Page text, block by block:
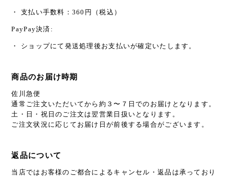
・ 支払い手数料：360円（税込）
PayPay決済:
・ ショップにて発送処理後お支払いが確定いたします。
商品のお届け時期
佐川急便
通常ご注文いただいてから約３〜７日でのお届けとなります。
土・日・祝日のご注文は翌営業日扱いとなります。
ご注文状況に応じてお届け日が前後する場合がございます。
返品について
当店ではお客様のご都合によるキャンセル・返品は承っており